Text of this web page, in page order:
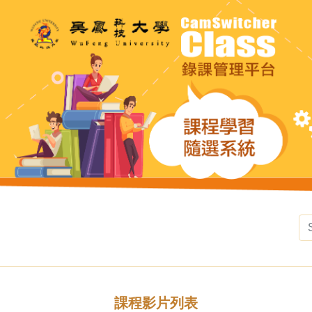
課程影片列表